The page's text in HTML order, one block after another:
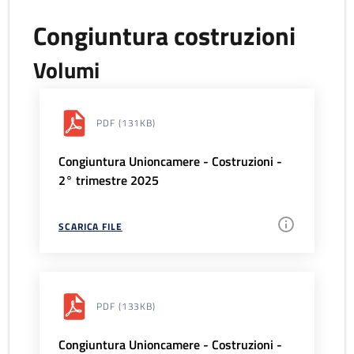
Congiuntura costruzioni
Volumi
PDF (131KB)
Congiuntura Unioncamere - Costruzioni -
2° trimestre 2025
SCARICA FILE
PDF (133KB)
Congiuntura Unioncamere - Costruzioni -